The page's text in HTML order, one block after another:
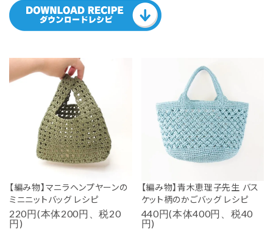
【編み物】マニラヘンプヤーンの
ミニニットバッグ レシピ
220円(本体200円、税20
円)
【編み物】青木恵理子先生 バス
ケット柄のかごバッグ レシピ
440円(本体400円、税40
円)